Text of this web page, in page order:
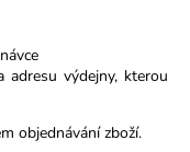
adresu výdejny, kterou
objednávání zboží.